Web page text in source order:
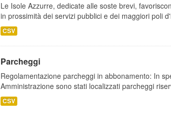
Le Isole Azzurre, dedicate alle soste brevi,
in prossimità dei servizi pubblici e dei maggiori poli
CSV
Parcheggi
Regolamentazione parcheggi in abbonamento: In
Amministrazione sono stati localizzati parcheggi
CSV